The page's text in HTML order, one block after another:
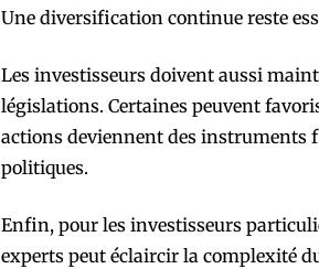
Une diversification continue reste
Les investisseurs doivent aussi
législations. Certaines peuvent
actions deviennent des instruments
politiques.
Enfin, pour les investisseurs
experts peut éclaircir la complexité